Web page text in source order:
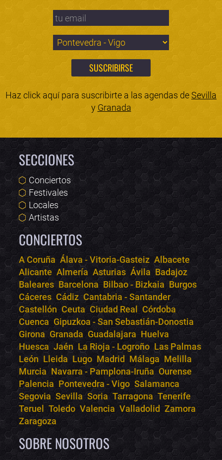
Haz click aquí para suscribirte a las agendas deSevilla
y Granada
SECCIONES
Conciertos
Festivales
Locales
Artistas
CONCIERTOS
A Coruña Álava - Vitoria-Gasteiz Albacete
Alicante Almería Asturias Ávila Badajoz
Baleares Barcelona Bilbao - Bizkaia Burgos
Cáceres Cádiz Cantabria - Santander
Castellón Ceuta Ciudad Real Córdoba
Cuenca Gipuzkoa - San Sebastián-Donostia
Girona Granada Guadalajara Huelva
Huesca Jaén La Rioja - Logroño Las Palmas
León Lleida Lugo Madrid Málaga Melilla
Murcia Navarra - Pamplona-Iruña Ourense
Palencia Pontevedra - Vigo Salamanca
Segovia Sevilla Soria Tarragona Tenerife
Teruel
Toledo Valencia Valladolid Zamora
Zaragoza
SOBRE NOSOTROS
Bololoco · conciertos.club
Online · Te ayudo a encontrar conciertos